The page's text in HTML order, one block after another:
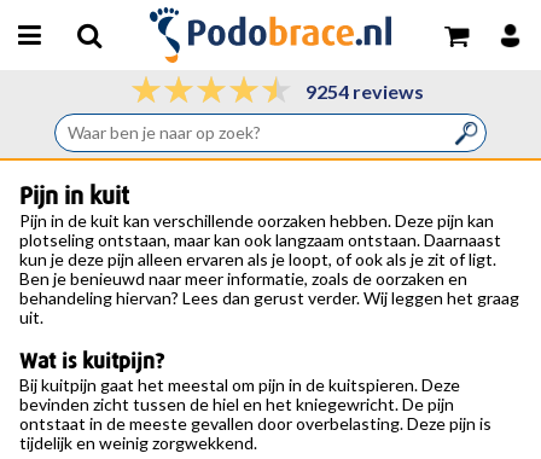
9254 reviews
Pijn in kuit
Pijn in de kuitkan verschillende oorzaken hebben. Deze pijn kan
plotseling ontstaan, maar kan ook langzaam ontstaan. Daarnaast
kun je deze pijn alleen ervaren als je loopt, of ook als je zit of ligt.
Ben je benieuwd naar meer informatie, zoals de oorzaken en
behandeling hiervan? Lees dan gerust verder. Wij leggen het graag
uit.
Wat is kuitpijn?
Bij kuitpijn gaat het meestal om pijn in de kuitspieren. Deze
bevinden zicht tussen de hiel en het kniegewricht. De pijn
ontstaat in de meeste gevallen door overbelasting. Deze pijn is
tijdelijk en weinig zorgwekkend.